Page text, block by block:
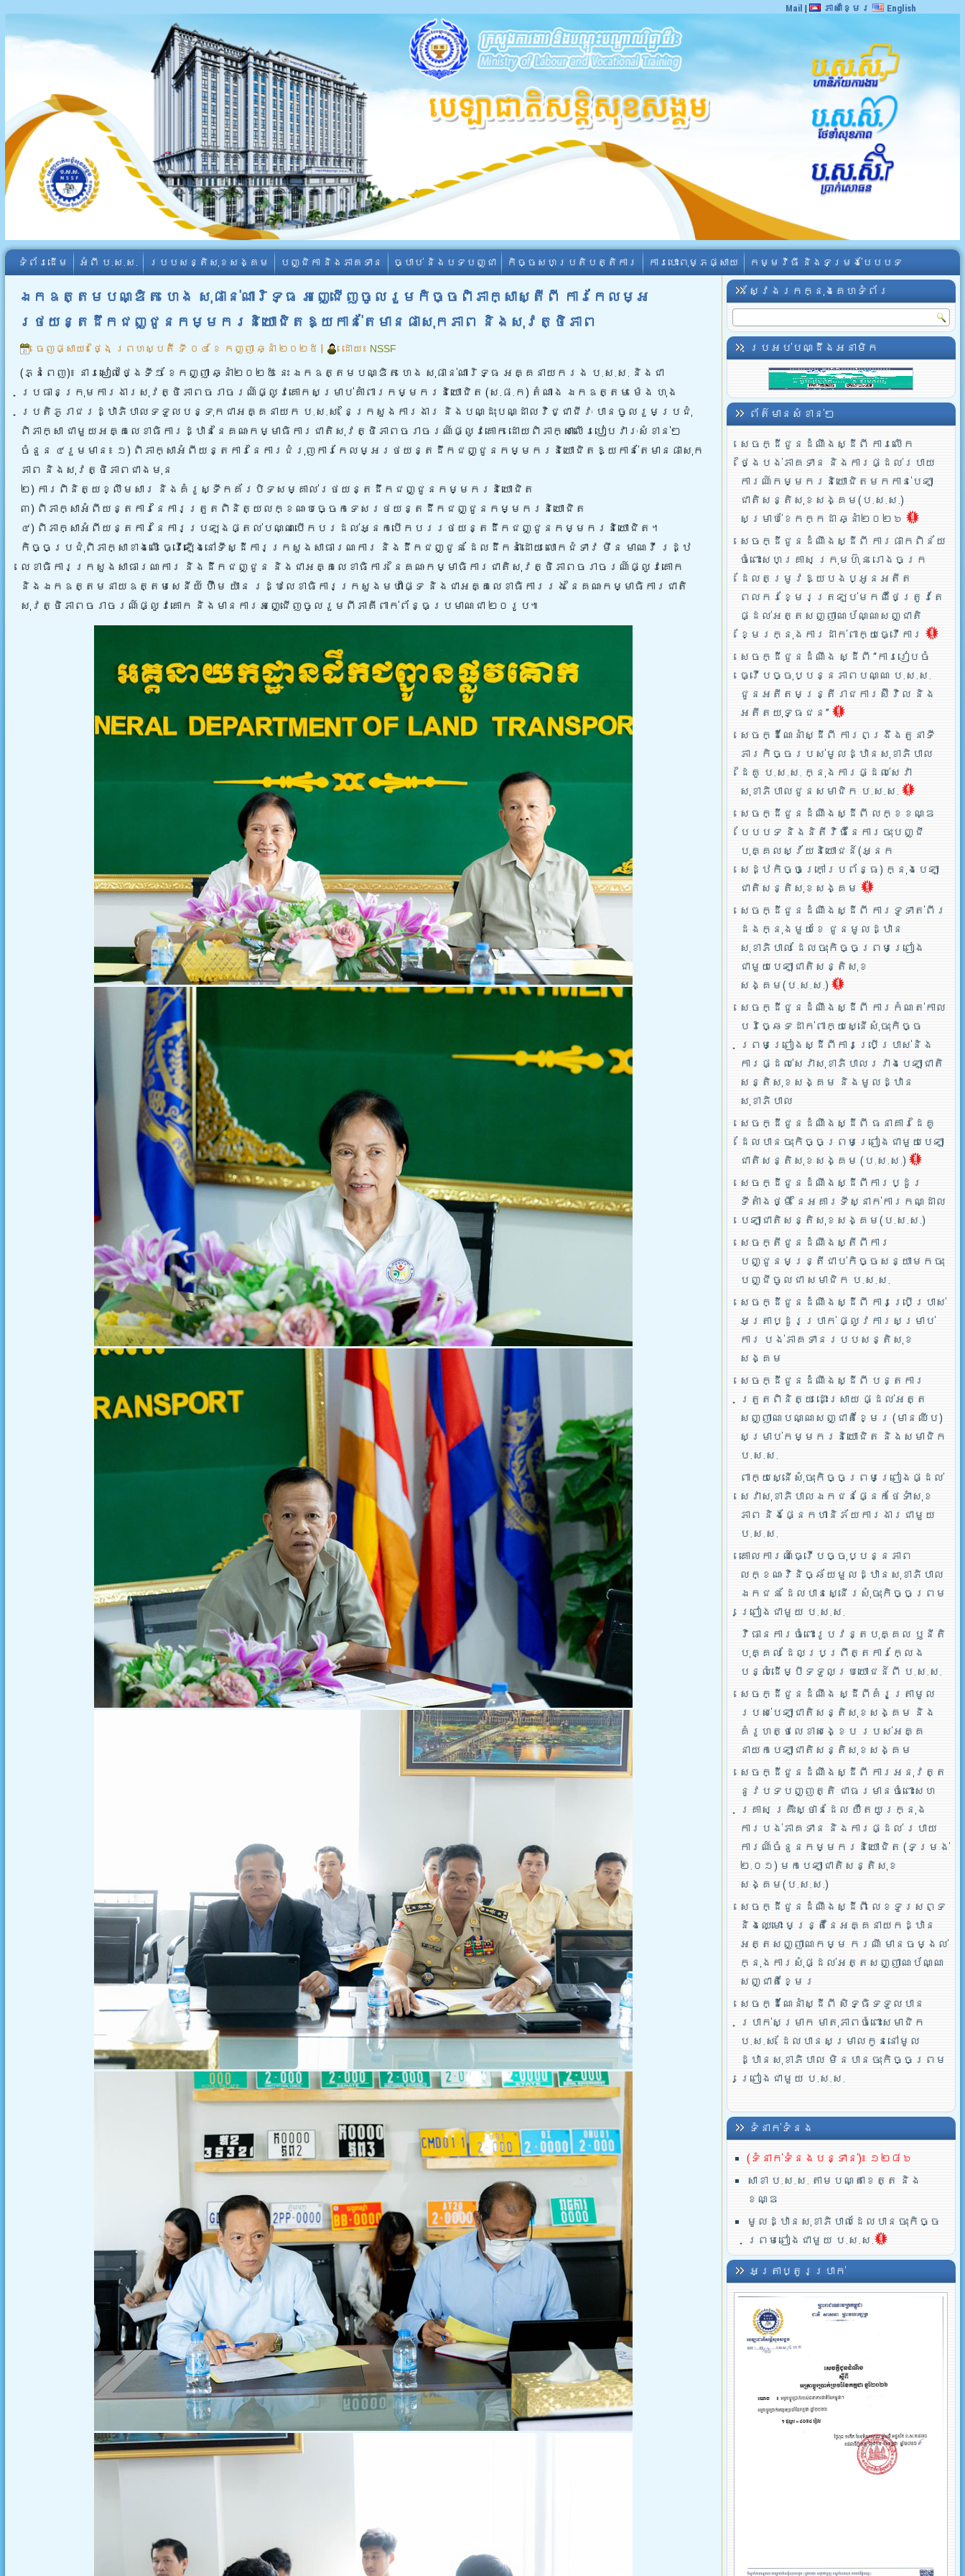
Mail | ភាសាខ្មែរ English
ទំព័រដើម អំពី​ ប.ស.ស. របបសន្តិសុខសង្គម បញ្ជិកា និងភាគទាន ច្បាប់ និងបទបញ្ជា កិច្ចសហប្រតិបត្តិការ ការបោះពុម្ភផ្សាយ កម្មវិធី និងទម្រង់បែបបទ
ឯកឧត្តមបណ្ឌិត ហេង សុផាន់ណារិទ្ធ អញ្ជើញចូលរួមកិច្ចពិភាក្សាស្តីពី ការកែលម្អ
រថយន្តដឹកជញ្ជូនកម្មករនិយោជិតឱ្យកាន់តែមានផាសុកភាព និងសុវត្ថិភាព
ចេញផ្សាយ៖ ថ្ងៃ ព្រហស្បតិ៍ ទី ០៤ ខែ កញ្ញា ឆ្នាំ ២០២៥ ដោយ៖ NSSF
(ភ្នំពេញ)៖ នារសៀលថ្ងៃទី១ ខែកញ្ញា ឆ្នាំ២០២៥ នេះ ឯកឧត្តមបណ្ឌិត ហេង សុផាន់ណារិទ្ធ អគ្គនាយករង ប.ស.ស. និងជា
ប្រធានក្រុមការងារសុវត្ថិភាពចរាចរណ៍ផ្លូវគោកសម្រាប់គាំពារកម្មករនិយោជិត (ស.ផ.ក) តំណាង ឯកឧត្តម ម៉េង ហុង
ប្រតិភូរាជរដ្ឋាភិបាលទទួល បន្ទុកជាអគ្គនាយក ប.ស.ស. នៃក្រសួងការងារ និងបណ្ដុះបណ្ដាលវិជ្ជាជីវៈ បានចូលរួមប្រជុំ
ពិភាក្សា ជាមួយអគ្គលេខាធិការដ្ឋាននៃគណៈកម្មាធិការជាតិសុវត្ថិភាពចរាចរណ៍ផ្លូវគោក ដោយពិភាក្សាលើរបៀបវារៈសំខាន់ៗ
ចំនួន ៤រួមមាន៖ ១) ពិភាក្សាអំពីយន្តការនៃការជំរុញការកែលម្អរថយន្តដឹកជញ្ជូនកម្មករនិយោជិតឱ្យកាន់តែមានផាសុក
ភាព និងសុវត្ថិភាពជាងមុន
២) ការពិនិត្យខ្លឹមសារ និងគំរូស្ទីកគ័របិទសម្គាល់រថយន្តដឹកជញ្ជូនកម្មករនិយោជិត
៣) ពិភាក្សាអំពីយន្តការនៃការត្រួតពិនិត្យលក្ខណៈបច្ចេកទេសរថយន្តដឹកជញ្ជូនកម្មករនិយោជិត
៤) ពិភាក្សាអំពីយន្តការនៃការប្រឡងផ្តល់បណ្ណបើកបរដល់អ្នកបើកបររថយន្តដឹកជញ្ជូនកម្មករនិយោជិត។
កិច្ចប្រជុំពិភាក្សាខាងលើ ធ្វើឡើងនៅទីស្ដីការក្រសួងសាធារណការ និងដឹកជញ្ជូន ដែលដឹកនាំដោយ លោកជំទាវ មឹន មាណវី រដ្ឋ
លេខាធិការក្រសួងសាធារណការ និងដឹកជញ្ជូន និងជាអគ្គលេខាធិការ នៃគណៈកម្មាធិការជាតិសុវត្ថិភាពចរាចរណ៍ផ្លូវគោក
និងឯកឧត្តមនាយឧត្តមសេនីយ៍ ហ៊ឹម យ៉ាន រដ្ឋលេខាធិការក្រសួងមហាផ្ទៃ និងជាអគ្គលេខាធិការរង នៃគណៈកម្មាធិការជាតិ
សុវត្ថិភាពចរាចរណ៍ផ្លូវគោក និងមានការអញ្ជើញចូលរួមពីភាគីពាក់ព័ន្ធប្រមាណជា ២០រូប៕
ស្វែងរកក្នុងគេហទំព័រ
ប្រអប់បណ្ដឹងអនាមិក
ព័ត៌មានសំខាន់ៗ
សេចក្ដីជូនដំណឹងស្ដីពី ការលើក
ថ្ងៃបង់ភាគទាន និងការផ្ដល់របាយ
ការណ៍កម្មករនិយោជិតមកកាន់បេឡា
ជាតិសន្តិសុខសង្គម(ប.ស.ស.)
សម្រាប់ខែកក្កដា ឆ្នាំ២០២៦
សេចក្ដីជូនដំណឹងស្ដីពី ការផាកពិន័យ
ចំពោះសហគ្រាស ក្រុមហ៊ុន រោងចក្រ
ដែលតម្រូវឱ្យបងប្អូនអតីត
ពលករខ្មែរត្រឡប់មកពីថៃត្រូវតែ
ផ្ដល់អត្តសញ្ញាណប័ណ្ណសញ្ជាតិ
ខ្មែរក្នុងការដាក់ពាក្យធ្វើការ
សេចក្ដីជូនដំណឹង ស្ដីពី “ការរៀបចំ
ធ្វើបច្ចុប្បន្នភាពបណ្ណ ប.ស.ស.
ជូនអតីតមន្ត្រីរាជការស៊ីវិល និង
អតីតយុទ្ធជន”
សេចក្ដីណែនាំស្ដីពី ការពង្រឹងតួនាទី
ភារកិច្ចរបស់មូលដ្ឋានសុខាភិបាល
ដៃគូ ប.­ស.ស. ក្នុងការផ្ដល់សេវា
សុខាភិបាលជូនសមាជិក ប.ស.ស.
សេចក្ដីជូនដំណឹងស្ដីពី លក្ខខណ្ឌ
បែបបទ និងនិតីវិធីនៃការចុះបញ្ជី
បុគ្គលស្វ័យនិយោជន៍(អ្នក
សេដ្ឋកិច្ចក្រៅប្រព័ន្ធ) ក្នុងបេឡា
ជាតិសន្តិសុខសង្គម
សេចក្ដីជូនដំណឹងស្ដីពី ការទូទាត់ពីរ
ដងក្នុងមួយខែ ជូនមូលដ្ឋាន
សុខាភិបាល ដែលចុះកិច្ចព្រមព្រៀង
ជាមួយបេឡាជាតិសន្តិសុខ
សង្គម(ប.ស.ស.)
សេចក្ដីជូនដំណឹងស្ដីពី ការកំណត់កាល
បរិច្ឆេទដាក់ពាក្យស្នើសុំចុះកិច្ច
ព្រមព្រៀងស្ដីពីការប្រើប្រាស់និង
ការផ្ដល់សេវាសុខាភិបាលរវាងបេឡាជាតិ
សន្តិសុខសង្គម និងមូលដ្ឋាន
សុខាភិបាល
សេចក្ដីជូនដំណឹងស្ដីពី ធនាគារដៃគូ
ដែលបានចុះកិច្ចព្រមព្រៀងជាមួយបេឡា
ជាតិសន្តិសុខសង្គម (ប.ស.ស.)
សេចក្ដីជូនដំណឹងស្ដីពីការប្ដូរ
ទីតាំងថ្មី នៃអគារទីស្នាក់ការកណ្ដាល
បេឡាជាតិសន្តិសុខសង្គម(ប.ស.ស.)
សេចក្តីជូនដំណឹងស្តីពីការ
បញ្ជូនមន្រ្តីជាប់កិច្ចសន្យាមកចុះ
បញ្ជីចូលជា សមាជិក ប.ស.ស.
សេចក្ដីជូនដំណឹងស្ដីពី ការប្រើប្រាស់
អត្រាប្ដូរប្រាក់ ផ្លូវការសម្រាប់
ការ បង់ភាគទានរបបសន្តិសុខ
សង្គម
សេចក្ដីជូនដំណឹងស្ដីពី បន្តការ
ត្រួតពិនិត្យ ដោះស្រាយ ផ្ដល់អត្ត
សញ្ញាណបណ្ណសញ្ជាតិខ្មែរ (មានឈីប)
សម្រាប់កម្មករនិយោជិត និងសមាជិក
ប.ស.ស.
ពាក្យស្នើសុំចុះកិច្ចព្រមព្រៀងផ្ដល់
សេវាសុខាភិបាលឯកជនផ្នែកថែទាំសុខ
ភាព និងផ្នែកហានិភ័យការងារជាមួយ
ប.ស.ស.
គោលការណ៍ធ្វើបច្ចុប្បន្នភាព
លក្ខណៈវិនិច្ឆ័យមួលដ្ឋានសុខាភិបាល
ឯកជន ដែលបានស្នើរសុំចុះកិច្ចព្រម
ព្រៀងជាមួយ ប.ស.ស.
វិធានការចំពោះរូបវន្តបុគ្គល ឫនីតិ
បុគ្គល ដែលប្រព្រឹត្តការក្លែង
បន្លំដើម្បីទទួលប្រយោជន៍ពី ប.ស.ស.
សេចក្ដីជូនដំណឹង ស្ដីពីគំរូត្រាមូល
របស់បេឡាជាតិសន្តិសុខសង្គម និង
គំរូហត្ថលេខាសង្ខេប របស់អគ្គ
នាយកបេឡាជាតិសន្តិសុខសង្គម
សេចក្ដីជូនដំណឹងស្ដីពី ការអនុវត្ត
នូវបទបញ្ញត្តិ ជាធរមានចំពោះសហ
គ្រាស គ្រឹះស្ថានដែល យឺតយូរក្នុង
ការបង់ភាគទាន និងការផ្ដល់ របាយ
ការណ៍ចំនួនកម្មករនិយោជិត (ទម្រង់
២.០១) មកបេឡាជាតិសន្តិសុខ
សង្គម(ប.ស.ស.)
សេចក្ដីជូនដំណឹងស្ដីពី លេខទូរសព្ទ
និងឈ្មោះ មន្រ្តីនៃអគ្គនាយកដ្ឋាន
អត្តសញ្ញាណកម្ម ករណី មានចម្ងល់
ក្នុងការសុំផ្ដល់អត្តសញ្ញាណប័ណ្ណ
សញ្ជាតិខ្មែរ
សេចក្ដីណែនាំស្ដីពី សិទ្ធិទទួលបាន
ប្រាក់សម្រាក មាតុភាពចំពោះសមាជិក
ប.ស.ស. ដែលបានសម្រាលកូននៅមូល
ដ្ឋានសុខាភិបាល មិនបានចុះកិច្ចព្រម
ព្រៀងជាមួយ ប.ស.ស.
ទំនាក់ទំនង
(ទំនាក់ទំនងបន្ទាន់)៖ ១២៨៦
សាខា ប.ស.ស. តាមបណ្តាខេត្ត និង
ខណ្ឌ
មូលដ្ឋានសុខាភិបាលដែលបានចុះកិច្ច
ព្រមពៀងជាមួយ ប.ស.ស.
អត្រាប្តូរប្រាក់